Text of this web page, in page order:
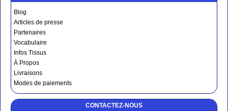
Blog
Articles de presse
Partenaires
Vocabulaire
Infos Tissus
À Propos
Livraisons
Modes de paiements
CONTACTEZ-NOUS